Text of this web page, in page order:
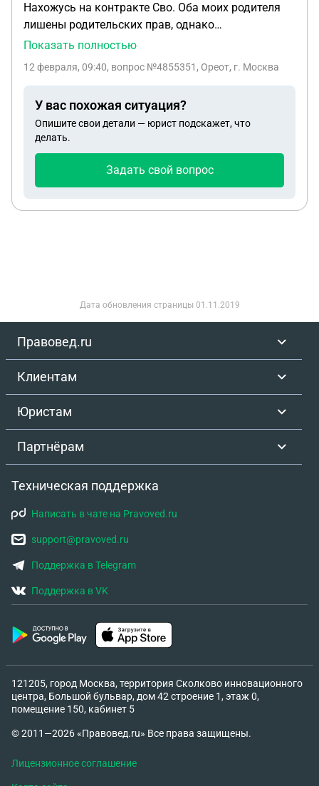
Нахожусь на контракте Сво. Оба моих родителя
лишены родительских прав, однако
биологический отец собрался на Сво, если он
службы если я единственный ребенок , хоть отец и
Показать полностью
12 февраля, 09:40, вопрос №4855351, Ореот, г. Москва
У вас похожая ситуация?
Опишите свои детали — юрист подскажет, что
делать.
Задать свой вопрос
Дата обновления страницы 01.11.2019
Правовед.ru
Клиентам
Юристам
Партнёрам
Техническая поддержка
Написать в чате на Pravoved.ru
support@pravoved.ru
Поддержка в Telegram
Поддержка в VK
121205, город Москва, территория Сколково инновационного
центра, Большой бульвар, дом 42 строение 1, этаж 0,
помещение 150, кабинет 5
© 2011—2026 «Правовед.ru» Все права защищены.
Лицензионное соглашение